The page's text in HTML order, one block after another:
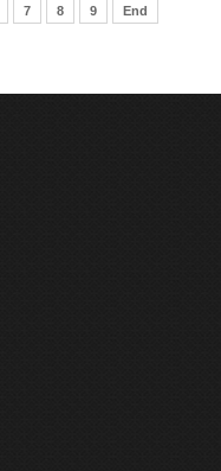
7 8 9 End